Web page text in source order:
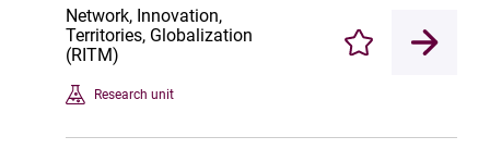
Network, Innovation,
Territories, Globalization
(RITM)
Research unit
Enregistrer